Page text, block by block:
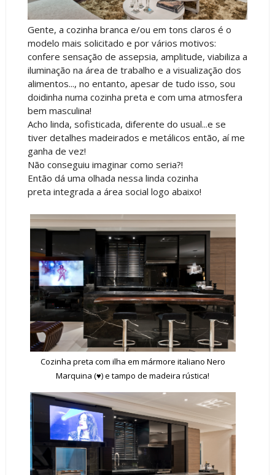
Gente, a cozinha branca e/ou em tons claros é o
modelo mais solicitado e por vários motivos:
confere sensação de assepsia, amplitude, viabiliza a
iluminação na área de trabalho e a visualização dos
alimentos..., no entanto, apesar de tudo isso, sou
doidinha numa cozinha preta e com uma atmosfera
bem masculina!
Acho linda, sofisticada, diferente do usual...e se
tiver detalhes madeirados e metálicos então, aí me
ganha de vez!
Não conseguiu imaginar como seria?!
Então dá uma olhada nessa linda cozinha
preta integrada a área social logo abaixo!
Cozinha preta com ilha em mármore italiano Nero
Marquina (♥) e tampo de madeira rústica!